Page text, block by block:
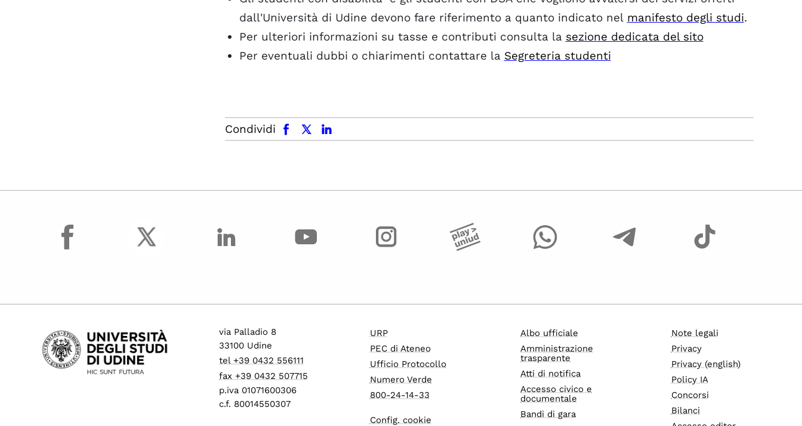
dall'Università di Udine devono fare riferimento a quanto indicato nel manifesto degli studi.
Per ulteriori informazioni su tasse e contributi consulta la sezione dedicata del sito
Per eventuali dubbi o chiarimenti contattare la Segreteria studenti
Condividi
facebook x.com linkedin
facebook
via Palladio 8
33100 Udine
tel +39 0432 556111
fax +39 0432 507715
p.iva 01071600306
c.f. 80014550307
URP
PEC di Ateneo
Ufficio Protocollo
Numero Verde
800-24-14-33
Config. cookie
Albo ufficiale
Amministrazione
trasparente
Atti di notifica
Accesso civico e
documentale
Bandi di gara
Note legali
Privacy
Privacy (english)
Policy IA
Concorsi
Bilanci